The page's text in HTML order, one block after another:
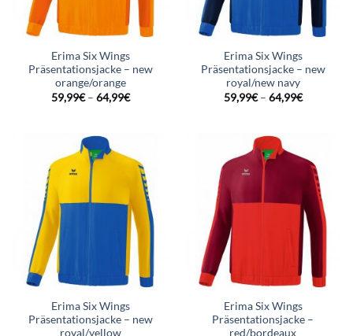
Erima Six Wings
Präsentationsjacke – new
orange/orange
59,99€– 64,99€
Erima Six Wings
Präsentationsjacke – new
royal/new navy
59,99€– 64,99€
Erima Six Wings
Präsentationsjacke – new
royal/yellow
Erima Six Wings
Präsentationsjacke –
red/bordeaux